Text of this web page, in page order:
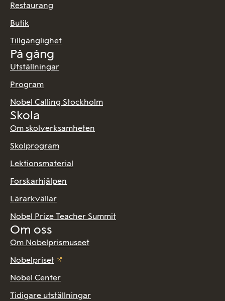
Restaurang
Butik
Tillgänglighet
På gång
Utställningar
Program
Nobel Calling Stockholm
Skola
Om skolverksamheten
Skolprogram
Lektionsmaterial
Forskarhjälpen
Lärarkvällar
Nobel Prize Teacher Summit
Om oss
Om Nobelprismuseet
Nobelpriset
Nobel Center
Tidigare utställningar